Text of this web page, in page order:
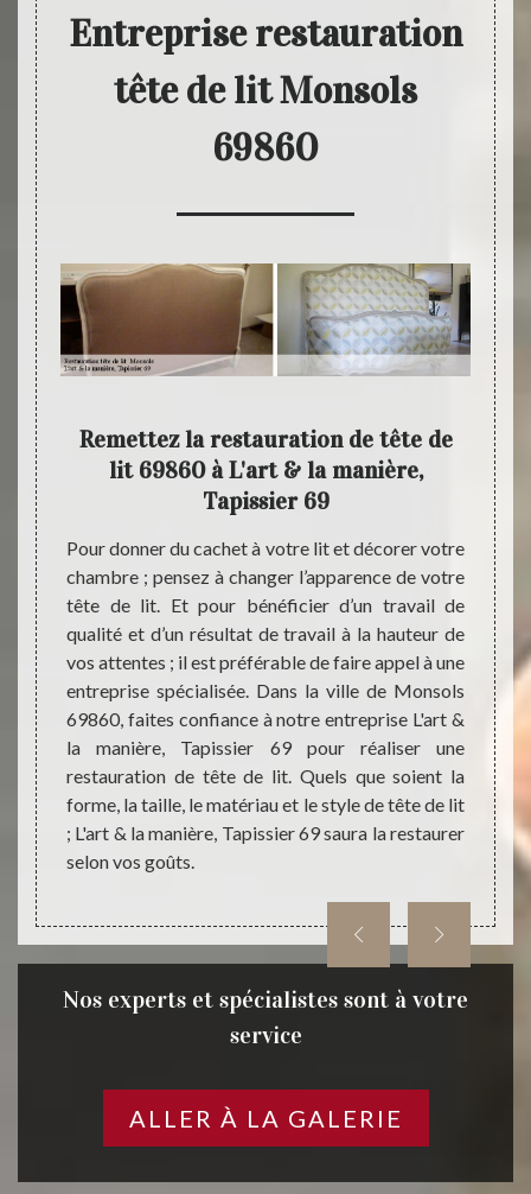
Entreprise restauration
tête de lit Monsols
69860
de
les
de
& la
une
une
& la
Remettez la restauration de tête de
lit 69860 à L'art & la manière,
Tapissier 69
Pour donner du cachet à votre lit et décorer votre
chambre ; pensez à changer l’apparence de votre
tête de lit. Et pour bénéficier d’un travail de
qualité et d’un résultat de travail à la hauteur de
vos attentes ; il est préférable de faire appel à une
entreprise spécialisée. Dans la ville de Monsols
69860, faites confiance à notre entreprise L'art &
la manière, Tapissier 69 pour réaliser une
restauration de tête de lit. Quels que soient la
forme, la taille, le matériau et le style de tête de lit
; L'art & la manière, Tapissier 69 saura la restaurer
selon vos goûts.
Si
de
dans
des
Nos experts et spécialistes sont à votre
service
ALLER À LA GALERIE